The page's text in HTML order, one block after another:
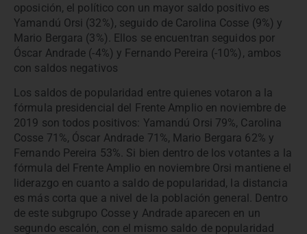
oposición, el político con un mayor saldo positivo es
Yamandú Orsi (32%), seguido de Carolina Cosse (9%) y
Mario Bergara (3%). Ellos se encuentran seguidos por
Óscar Andrade (-4%) y Fernando Pereira (-10%), ambos
con saldos negativos
Los saldos de popularidad entre quienes votaron a la
fórmula presidencial del Frente Amplio en noviembre de
2019 son todos positivos: Yamandú Orsi 79%, Carolina
Cosse 71%, Óscar Andrade 71%, Mario Bergara 62% y
Fernando Pereira 53%. Si bien dentro de los votantes a la
fórmula del Frente Amplio en noviembre Orsi mantiene el
liderazgo en cuanto a saldo de popularidad, la distancia
es más corta que a nivel de la población general. Dentro
de este subgrupo Cosse y Andrade aparecen en un
segundo escalón, con el mismo saldo de popularidad